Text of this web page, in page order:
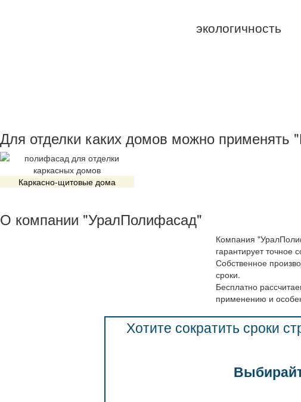
экологичность
Для отделки каких домов можно применять
Каркасно-щитовые дома
О компании "УралПолифасад"
Компания
гарантирует точное
Собственное
сроки.
Бесплатно
применению и
Хотите сократить сроки